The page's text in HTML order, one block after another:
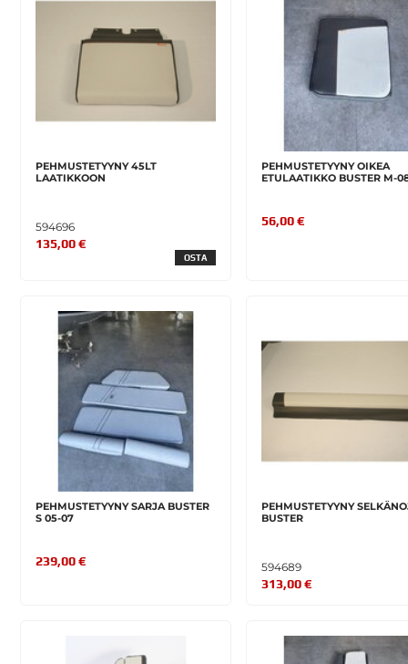
PEHMUSTETYYNY 45LT
LAATIKKOON
594696
135,00 €
OSTA
PEHMUSTETYYNY OIKEA
ETULAATIKKO BUSTER M-
56,00 €
PEHMUSTETYYNY SARJA BUSTER
S 05-07
239,00 €
PEHMUSTETYYNY
BUSTER
594689
313,00 €